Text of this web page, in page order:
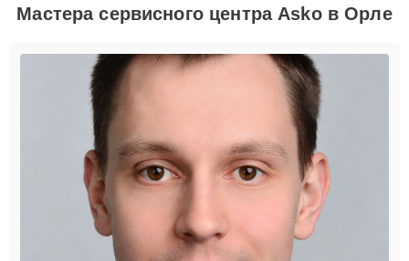
Мастера сервисного центра Asko в Орле